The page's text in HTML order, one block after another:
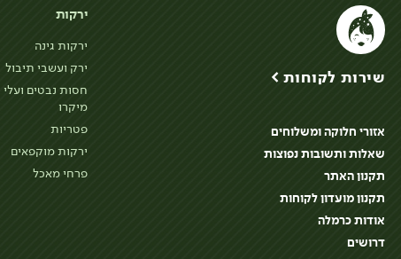
ירקות
ירקות גינה
ירק ועשבי תיבול
חסות נבטים ועלי
מיקרו
פטריות
ירקות מוקפאים
פרחי מאכל
שירות לקוחות >
אזורי חלוקה ומשלוחים
שאלות ותשובות נפוצות
תקנון האתר
תקנון מועדון לקוחות
אודות כרמלה
דרושים